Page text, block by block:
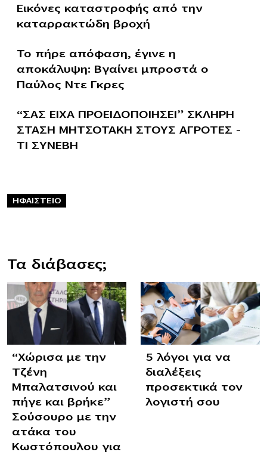
Εικόνες καταστροφής από την
καταρρακτώδη βροχή
Το πήρε απόφαση, έγινε η
αποκάλυψη: Βγαίνει μπροστά ο
Παύλος Ντε Γκρες
“ΣΑΣ ΕΙΧΑ ΠΡΟΕΙΔΟΠΟΙΗΣΕΙ” ΣΚΛΗΡΗ
ΣΤΑΣΗ ΜΗΤΣΟΤΑΚΗ ΣΤΟΥΣ ΑΓΡΟΤΕΣ –
ΤΙ ΣΥΝΕΒΗ
ΗΦΑΙΣΤΕΙΟ
Τα διάβασες;
“Χώρισα με την
Τζένη
Μπαλατσινού και
πήγε και βρήκε”
Σούσουρο με την
ατάκα του
Κωστόπουλου για
5 λόγοι για να
διαλέξεις
προσεκτικά τον
λογιστή σου